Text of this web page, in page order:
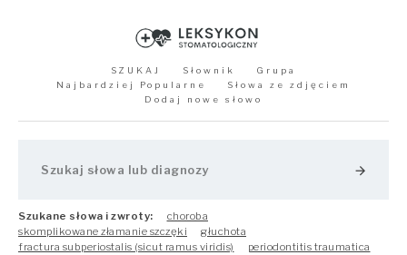
SZUKAJ Słownik
Grupa
Najbardziej Popularne
Słowa ze zdjęciem
Dodaj nowe słowo
arrow_forward
Szukane słowa i zwroty:
choroba
skomplikowane złamanie szczęki
głuchota
fractura subperiostalis (sicut ramus viridis)
periodontitis traumatica